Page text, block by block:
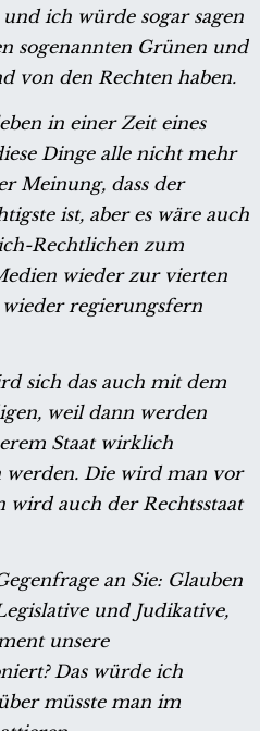
ich würde sogar sagen
sogenannten Grünen und
von den Rechten haben.
in einer Zeit eines
Dinge alle nicht mehr
Meinung, dass der
ist, aber es wäre auch
Rechtlichen zum
wieder zur vierten
wieder regierungsfern
sich das auch mit dem
weil dann werden
Staat wirklich
werden. Die wird man vor
wird auch der Rechtsstaat
an Sie: Glauben
und Judikative,
unsere
Das würde ich
müsste man im